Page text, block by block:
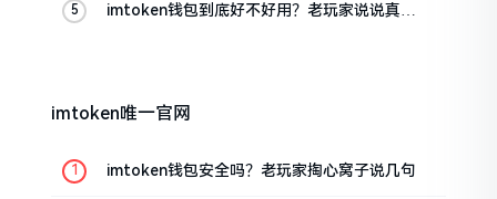
imtoken钱包到底好不好用？老玩家说说真实
imtoken唯一官网
imtoken钱包安全吗？老玩家掏心窝子说几句